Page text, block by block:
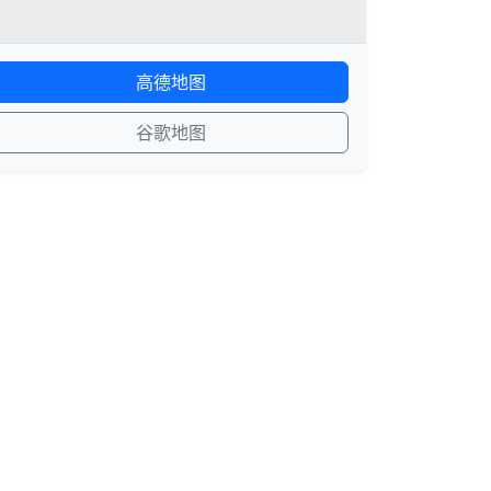
高德地图
谷歌地图